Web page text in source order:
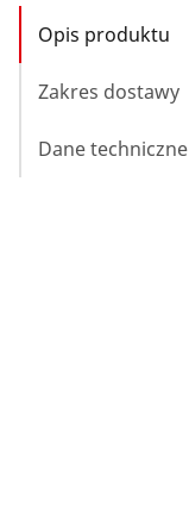
Opis produktu
Zakres dostawy
Dane techniczne